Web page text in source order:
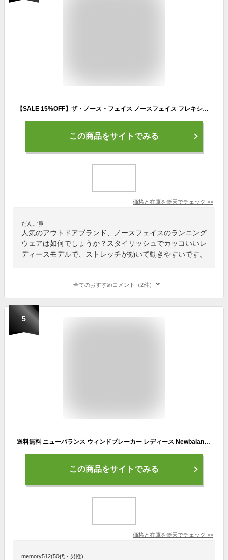
【SALE 15%OFF】ザ・ノース・フェイス ノースフェイス フレキシブルフーディ【ウィメンズ】 THE NORTH FACE FLEXIBLE HOODIE レディース NPW22581 アウター ジャケット はっ水 ストレッチ ジャージ フード トレーニング ランニング アウトドア
この商品をサイトでみる
価格と在庫を楽天でチェック >>
だんご鼻
人気のアウトドアブランド、ノースフェイスのランニング
ウェアは如何でしょうか？スタイリッシュでカッコいいレ
ディースモデルで、ストレッチが効いて動きやすいです。
全てのおすすめコメント（2件）
5
送料無料 ニューバランス ウィンドブレーカー レディース Newbalance トリコットラインドジャケット 裏トリコット起毛 アウター スポーツウェア 保温 トレーニング ランニング 運動 女性 ウインドブレーカー 上着 秋冬 白 服 ブランド アパレル/WJ23506-SST
この商品をサイトでみる
価格と在庫を楽天でチェック >>
memory512(50代・男性)